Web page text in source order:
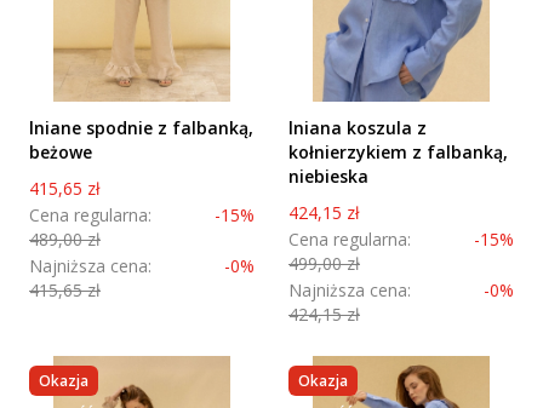
lniane spodnie z falbanką,
beżowe
Cena promocyjna
415,65 zł
Cena regularna:
489,00 zł
-15%
Najniższa cena:
415,65 zł
-0%
lniana koszula z
kołnierzykiem z falbanką,
niebieska
Cena promocyjna
424,15 zł
Cena regularna:
499,00 zł
-15%
Najniższa cena:
424,15 zł
-0%
Okazja
Okazja